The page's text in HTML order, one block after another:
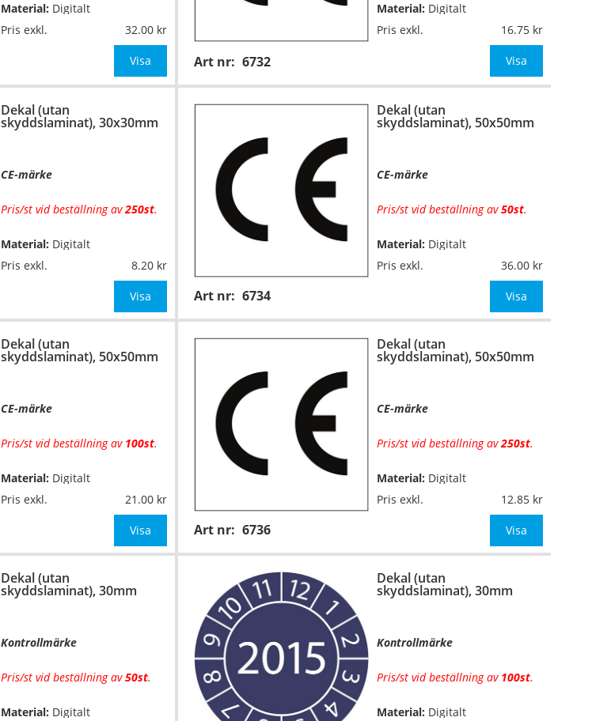
Material: Digitalt
fyrfärgsprintade på
självhäftande vinylfolie (7års-
kvalitet). Toppskurna på ark.
Mått:30x30mm
…
Pris exkl. 32.00
Visa Art nr: 6732
Material: Digitalt
fyrfärgsprintade på
självhäftande vinylfolie (7års-
kvalitet). Toppskurna på ark.
Mått:30x30mm
…
Pris exkl. 16.75
Visa
Dekal (utan
skyddslaminat), 30x30mm
CE-märke
Pris/st vid beställning av250st.
Material: Digitalt
fyrfärgsprintade på
självhäftande vinylfolie (7års-
kvalitet). Toppskurna på ark.
Mått:30x30mm
Pris exkl. 8.20
Visa
Dekal (utan
skyddslaminat), 50x50mm
Art nr: 6734
CE-märke
Pris/st vid beställning av50st.
Material: Digitalt
fyrfärgsprintade på
självhäftande vinylfolie (7års-
kvalitet). Toppskurna på ark.
Mått:50x50mm
Pris exkl. 36.00
Visa
Dekal (utan
skyddslaminat), 50x50mm
CE-märke
Pris/st vid beställning av 100st.
Material: Digitalt
fyrfärgsprintade på
självhäftande vinylfolie (7års-
kvalitet). Toppskurna på ark.
Mått:50x50mm
Pris exkl. 21.00
Visa
Dekal (utan
skyddslaminat), 50x50mm
Art nr: 6736
CE-märke
Pris/st vid beställning av250st.
Material: Digitalt
fyrfärgsprintade på
självhäftande vinylfolie (7års-
kvalitet). Toppskurna på ark.
Mått:50x50mm
Pris exkl. 12.85
Visa
Dekal (utan
skyddslaminat), 30mm
Kontrollmärke
Pris/st vid beställning av50st.
Material: Digitalt
Dekal (utan
skyddslaminat), 30mm
Kontrollmärke
Pris/st vid beställning av 100st.
Material: Digitalt